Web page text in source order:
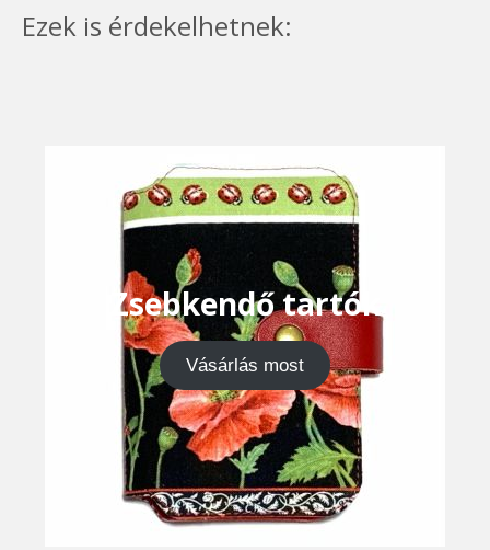
Ezek is érdekelhetnek:
Zsebkendő tartók
Vásárlás most